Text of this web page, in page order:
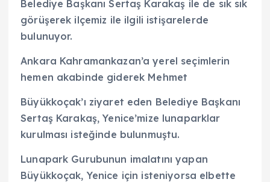
Belediye Başkanı Sertaş Karakaş ile de sık sık
görüşerek ilçemiz ile ilgili istişarelerde
bulunuyor.
Ankara Kahramankazan’a yerel seçimlerin
hemen akabinde giderek Mehmet
Büyükkoçak’ı ziyaret eden Belediye Başkanı
Sertaş Karakaş, Yenice’mize lunaparklar
kurulması isteğinde bulunmuştu.
Lunapark Gurubunun imalatını yapan
Büyükkoçak, Yenice için isteniyorsa elbette